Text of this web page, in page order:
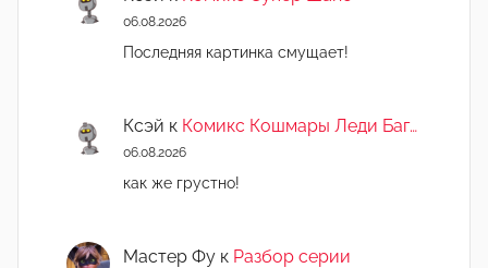
06.08.2026
Последняя картинка смущает!
Ксэй к Комикс Кошмары Леди Баг…
06.08.2026
как же грустно!
Мастер Фу к Разбор серии